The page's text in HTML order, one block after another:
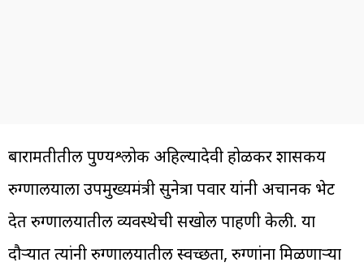
बारामतीतील पुण्यश्लोक अहिल्यादेवी होळकर शासकीय
रुग्णालयाला उपमुख्यमंत्री सुनेत्रा पवार यांनी अचानक भेट
देत रुग्णालयातील व्यवस्थेची सखोल पाहणी केली. या
दौऱ्यात त्यांनी रुग्णालयातील स्वच्छता, रुग्णांना मिळणाऱ्या